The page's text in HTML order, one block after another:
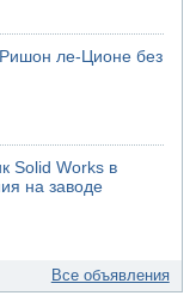
ле-Ционе без
Solid Works в
на заводе
Все объявления